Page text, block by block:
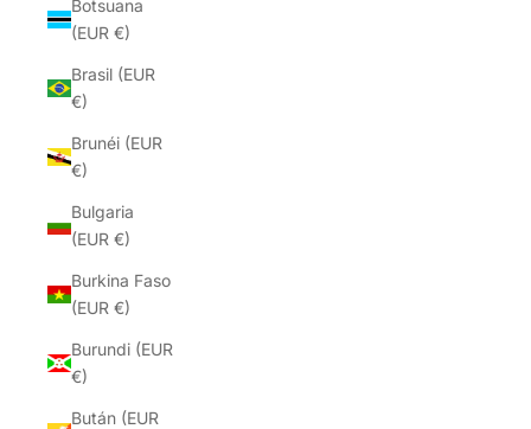
Botsuana
(EUR €)
Brasil (EUR
€)
Brunéi (EUR
€)
Bulgaria
(EUR €)
Burkina Faso
(EUR €)
Burundi (EUR
€)
Bután (EUR